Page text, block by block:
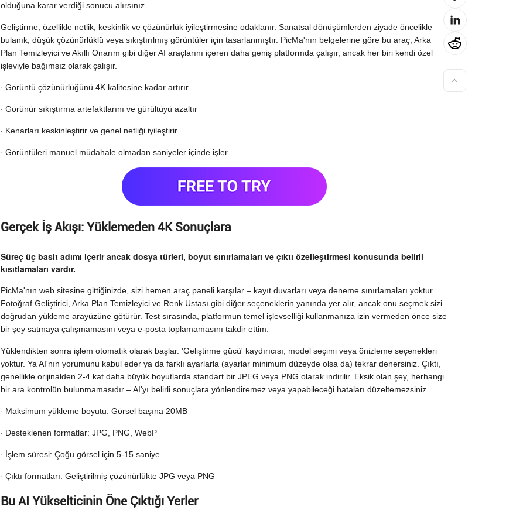
olduğuna karar verdiği sonucu alırsınız.
Geliştirme, özellikle netlik, keskinlik ve çözünürlük iyileştirmesine odaklanır. Sanatsal dönüşümlerden ziyade öncelikle
bulanık, düşük çözünürlüklü veya sıkıştırılmış görüntüler için tasarlanmıştır. PicMa'nın belgelerine göre bu araç, Arka
Plan Temizleyici ve Akıllı Onarım gibi diğer AI araçlarını içeren daha geniş platformda çalışır, ancak her biri kendi özel
işleviyle bağımsız olarak çalışır.
·Görüntü çözünürlüğünü 4K kalitesine kadar artırır
·Görünür sıkıştırma artefaktlarını ve gürültüyü azaltır
· Kenarları keskinleştirir ve genel netliği iyileştirir
·Görüntüleri manuel müdahale olmadan saniyeler içinde işler
Gerçek İş Akışı: Yüklemeden 4K Sonuçlara
Süreç üç basit adımı içerir ancak dosya türleri, boyut sınırlamaları ve çıktı özelleştirmesi konusunda belirli
kısıtlamaları vardır.
PicMa'nın web sitesine gittiğinizde, sizi hemen araç paneli karşılar – kayıt duvarları veya deneme sınırlamaları yoktur.
Fotoğraf Geliştirici, Arka Plan Temizleyici ve Renk Ustası gibi diğer seçeneklerin yanında yer alır, ancak onu seçmek sizi
doğrudan yükleme arayüzüne götürür. Test sırasında, platformun temel işlevselliği kullanmanıza izin vermeden önce size
bir şey satmaya çalışmamasını veya e-posta toplamamasını takdir ettim.
Yüklendikten sonra işlem otomatik olarak başlar. 'Geliştirme gücü' kaydırıcısı, model seçimi veya önizleme seçenekleri
yoktur. Ya AI'nın yorumunu kabul eder ya da farklı ayarlarla (ayarlar minimum düzeyde olsa da) tekrar denersiniz. Çıktı,
genellikle orijinalden 2-4 kat daha büyük boyutlarda standart bir JPEG veya PNG olarak indirilir. Eksik olan şey, herhangi
bir ara kontrolün bulunmamasıdır – AI'yı belirli sonuçlara yönlendiremez veya yapabileceği hataları düzeltemezsiniz.
· Maksimum yükleme boyutu: Görsel başına 20MB
· Desteklenen formatlar: JPG, PNG, WebP
· İşlem süresi: Çoğu görsel için 5-15 saniye
·Çıktı formatları: Geliştirilmiş çözünürlükte JPG veya PNG
Bu AI Yükselticinin Öne Çıktığı Yerler